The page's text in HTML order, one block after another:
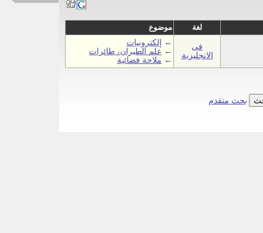
موضوع لغة
←
إلكترونيات
← علم الطيران، طائرات
← ملاحة فضائية
فى
الانجليزية
بحث متقدم